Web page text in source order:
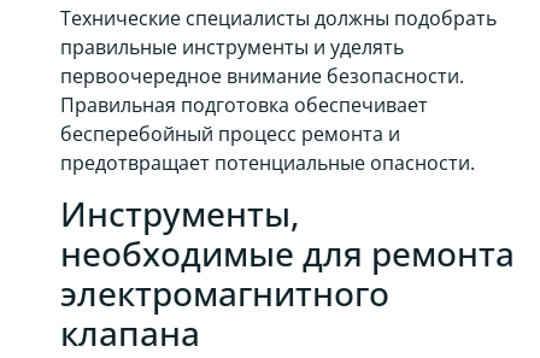
Технические специалисты должны подобрать
правильные инструменты и уделять
первоочередное внимание безопасности.
Правильная подготовка обеспечивает
бесперебойный процесс ремонта и
предотвращает потенциальные опасности.
Инструменты,
необходимые для ремонта
электромагнитного
клапана